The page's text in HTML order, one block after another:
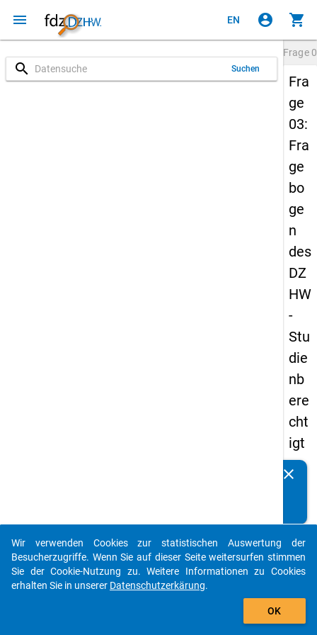
menu EN account_circle shopping_cart
search Suchen
Frage
Fra
ge
03:
Fra
ge
bo
ge
n
des
DZ
HW
-
Stu
die
nb
ere
cht
igt
en
s
20
15
clear
auto_stories
add_shopping_cart
Wir verwenden Cookies zur statistischen Auswertung der
Besucherzugriffe. Wenn Sie auf dieser Seite weitersurfen stimmen
Sie der Cookie-Nutzung zu. Weitere Informationen zu Cookies
erhalten Sie in unserer Datenschutzerkärung.
OK